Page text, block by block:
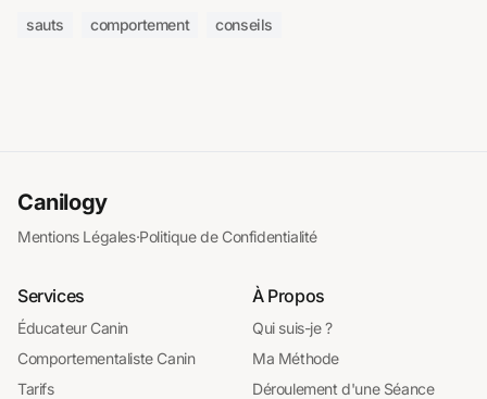
sauts comportement conseils
Canilogy
Mentions Légales·Politique de Confidentialité
Services
Éducateur Canin
Comportementaliste Canin
Tarifs
À Propos
Qui suis-je ?
Ma Méthode
Déroulement d'une Séance